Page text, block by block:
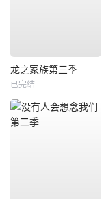
龙之家族第三季
已完结